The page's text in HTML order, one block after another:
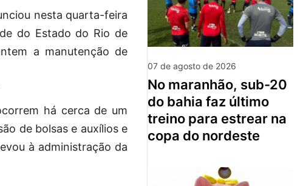
nesta quarta-feira
do Estado do Rio de
a manutenção de
há cerca de um
de bolsas e auxílios e
à administração da
07 de agosto de 2026
no maranhão, sub-20
do bahia faz último
treino para estrear na
copa do nordeste